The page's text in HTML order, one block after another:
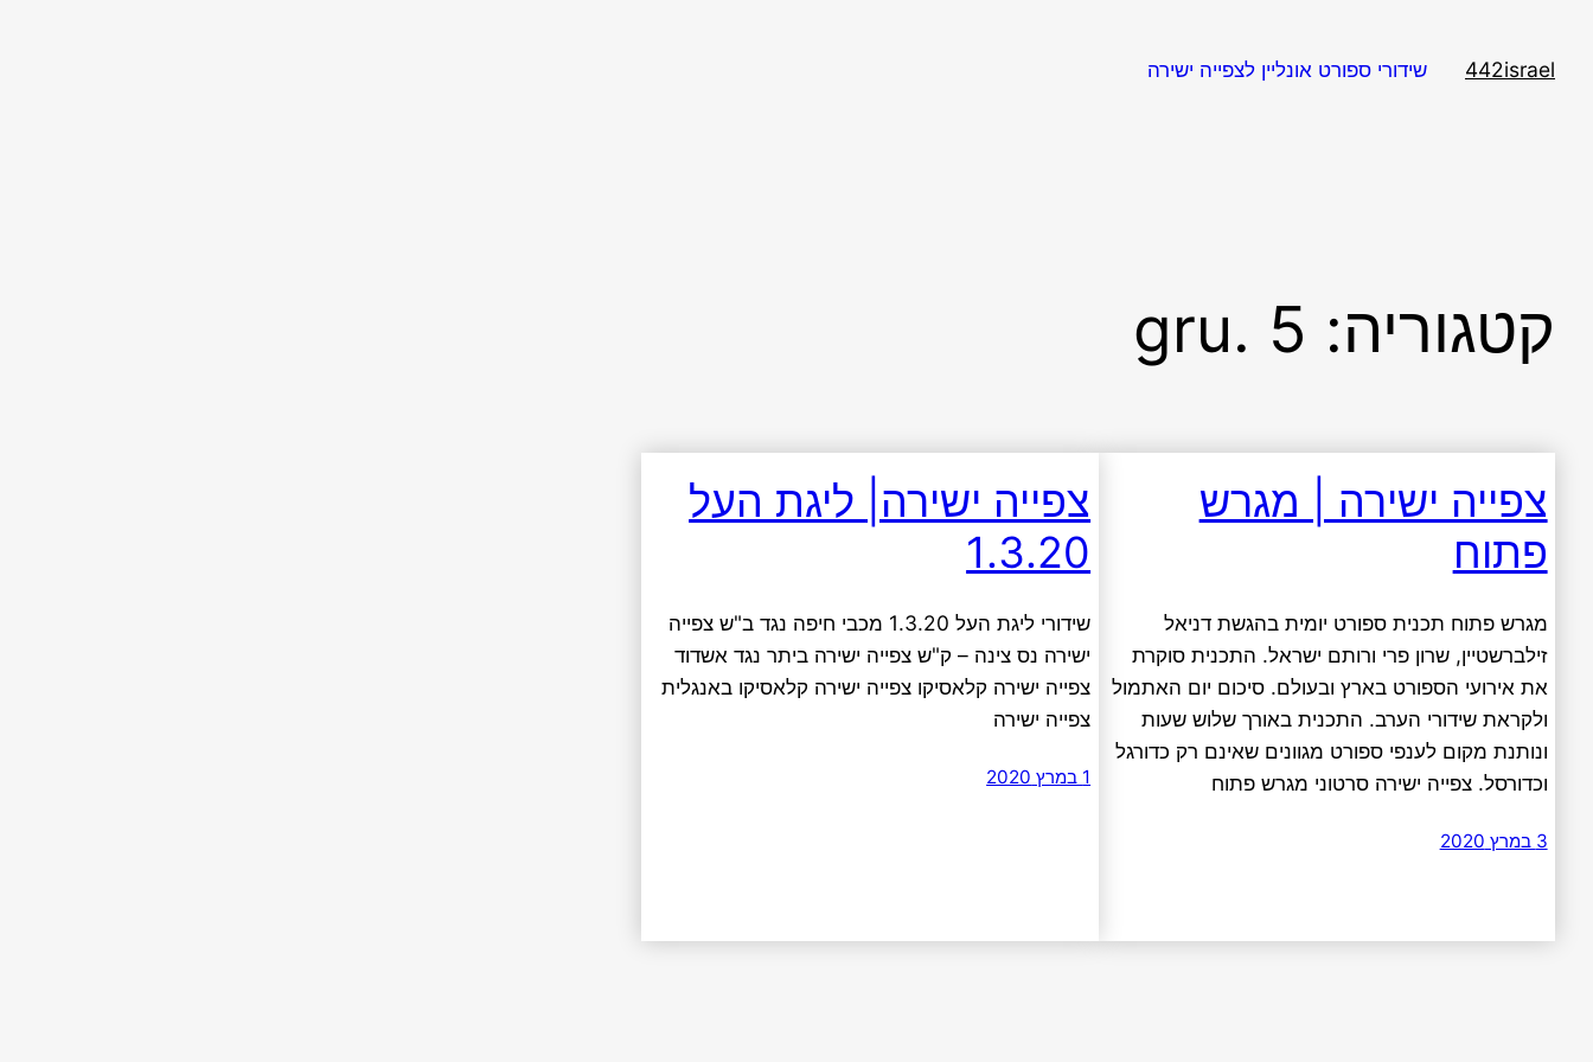
442israel
שידורי ספורט אונליין לצפייה ישירה
קטגוריה: gru. 5
צפייה ישירה | מגרש
פתוח
מגרש פתוח תכנית ספורט יומית בהגשת דניאל
זילברשטיין, שרון פרי ורותם ישראל. התכנית סוקרת
את אירועי הספורט בארץ ובעולם. סיכום יום האתמול
ולקראת שידורי הערב. התכנית באורך שלוש שעות
ונותנת מקום לענפי ספורט מגוונים שאינם רק כדורגל
וכדורסל. צפייה ישירה סרטוני מגרש פתוח
3 במרץ 2020
צפייה ישירה| ליגת העל
1.3.20
שידורי ליגת העל 1.3.20 מכבי חיפה נגד ב"ש צפייה
ישירה נס צינה – ק"ש צפייה ישירה ביתר נגד אשדוד
צפייה ישירה קלאסיקו צפייה ישירה קלאסיקו באנגלית
צפייה ישירה
1 במרץ 2020